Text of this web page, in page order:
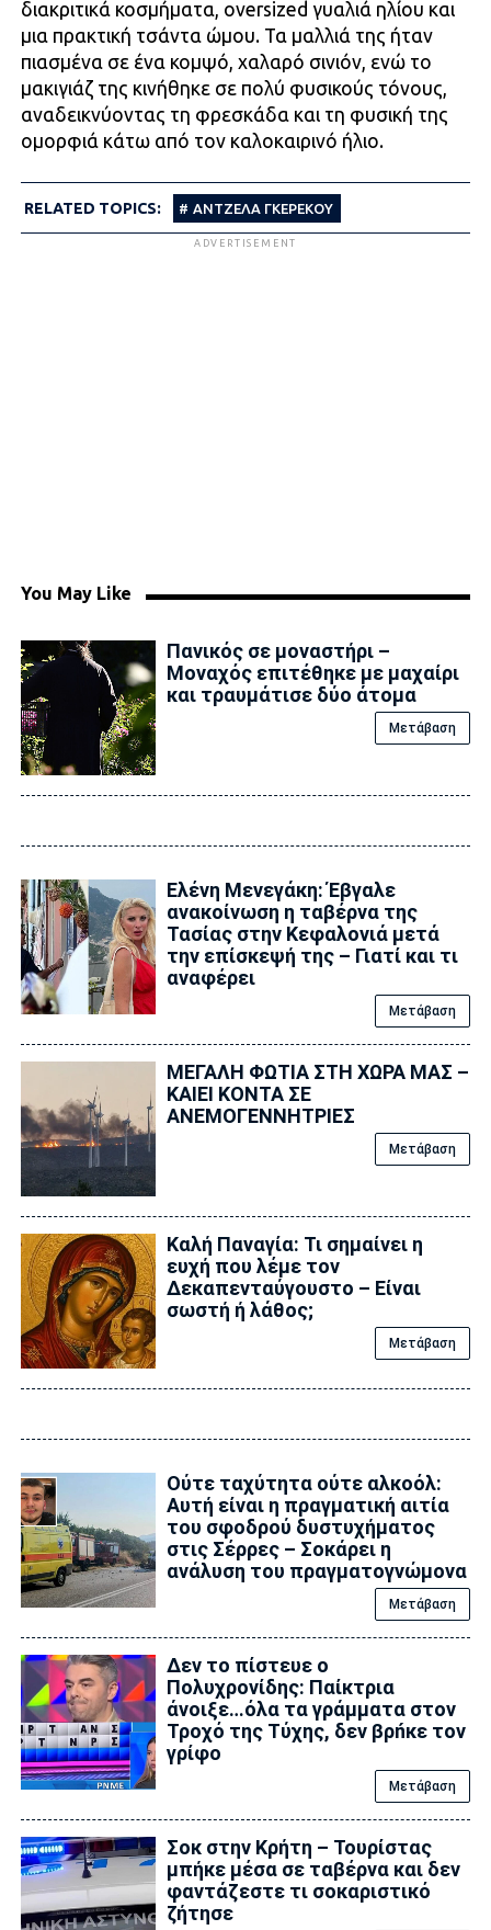
διακριτικά κοσμήματα, oversized γυαλιά ηλίου και
μια πρακτική τσάντα ώμου. Τα μαλλιά της ήταν
πιασμένα σε ένα κομψό, χαλαρό σινιόν, ενώ το
μακιγιάζ της κινήθηκε σε πολύ φυσικούς τόνους,
αναδεικνύοντας τη φρεσκάδα και τη φυσική της
ομορφιά κάτω από τον καλοκαιρινό ήλιο.
RELATED TOPICS: ΑΝΤΖΕΛΑ ΓΚΕΡΕΚΟΥ
ADVERTISEMENT
You May Like
Πανικός σε μοναστήρι –
Μοναχός επιτέθηκε με μαχαίρι
και τραυμάτισε δύο άτομα
Μετάβαση
Ελένη Μενεγάκη: Έβγαλε
ανακοίνωση η ταβέρνα της
Τασίας στην Κεφαλονιά μετά
την επίσκεψή της – Γιατί και τι
αναφέρει
Μετάβαση
ΜΕΓΑΛΗ ΦΩΤΙΑ ΣΤΗ ΧΩΡΑ ΜΑΣ –
ΚΑΙΕΙ ΚΟΝΤΑ ΣΕ
ΑΝΕΜΟΓΕΝΝΗΤΡΙΕΣ
Μετάβαση
Καλή Παναγία: Τι σημαίνει η
ευχή που λέμε τον
Δεκαπενταύγουστο – Είναι
σωστή ή λάθος;
Μετάβαση
Ούτε ταχύτητα ούτε αλκοόλ:
Αυτή είναι η πραγματική αιτία
του σφοδρού δυστυχήματος
στις Σέρρες – Σοκάρει η
ανάλυση του πραγματογνώμονα
Μετάβαση
Δεν το πίστευε ο
Πολυχρονίδης: Παίκτρια
άνοιξε…όλα τα γράμματα στον
Τροχό της Tύχης, δεν βρńκε τον
γρίφο
Μετάβαση
Σοκ στην Κρήτη – Τουρίστας
μπήκε μέσα σε ταβέρνα και δεν
φαντάζεστε τι σοκαριστικό
ζήτησε